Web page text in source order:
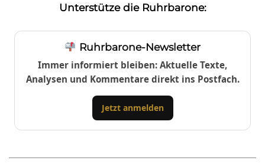
Unterstütze die Ruhrbarone:
Ruhrbarone-Newsletter
Immer informiert bleiben: Aktuelle Texte,
Analysen und Kommentare direkt ins Postfach.
Jetzt anmelden